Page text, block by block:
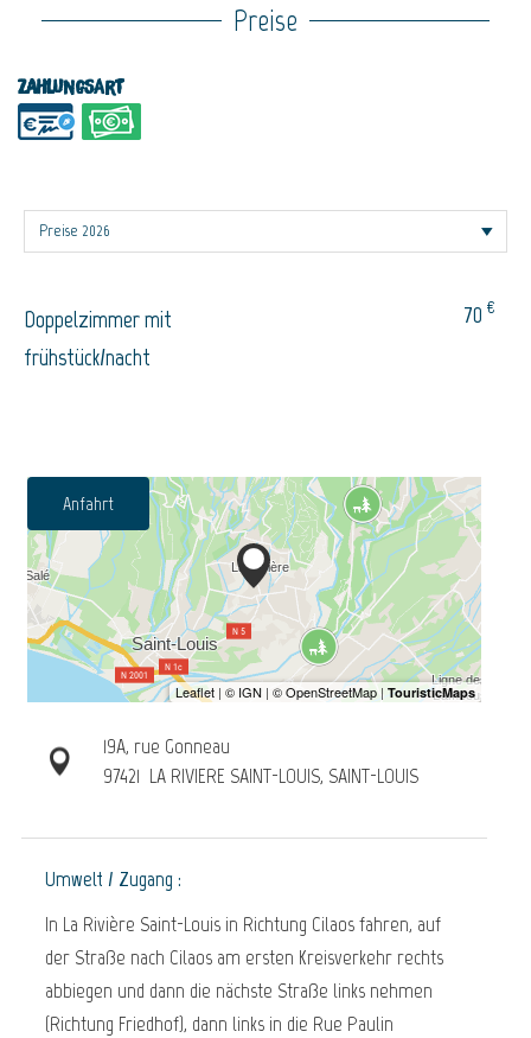
Preise
Zahlungsart
Doppelzimmer mit
frühstück/nacht
70 €
Anfahrt
19A, rue Gonneau
97421 LA RIVIERE SAINT-LOUIS, SAINT-LOUIS
Umwelt / Zugang :
In La Rivière Saint-Louis in Richtung Cilaos fahren, auf
der Straße nach Cilaos am ersten Kreisverkehr rechts
abbiegen und dann die nächste Straße links nehmen
(Richtung Friedhof), dann links in die Rue Paulin